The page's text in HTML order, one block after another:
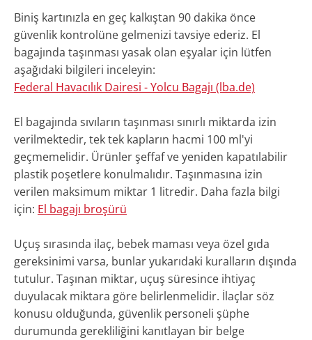
Biniş kartınızla en geç kalkıştan 90 dakika önce
güvenlik kontrolüne gelmenizi tavsiye ederiz. El
bagajında taşınması yasak olan eşyalar için lütfen
aşağıdaki bilgileri inceleyin:
Federal Havacılık Dairesi - Yolcu Bagajı (lba.de)
El bagajında sıvıların taşınması sınırlı miktarda izin
verilmektedir, tek tek kapların hacmi 100 ml'yi
geçmemelidir. Ürünler şeffaf ve yeniden kapatılabilir
plastik poşetlere konulmalıdır. Taşınmasına izin
verilen maksimum miktar 1 litredir. Daha fazla bilgi
için: El bagajı broşürü
Uçuş sırasında ilaç, bebek maması veya özel gıda
gereksinimi varsa, bunlar yukarıdaki kuralların dışında
tutulur. Taşınan miktar, uçuş süresince ihtiyaç
duyulacak miktara göre belirlenmelidir. İlaçlar söz
konusu olduğunda, güvenlik personeli şüphe
durumunda gerekliliğini kanıtlayan bir belge